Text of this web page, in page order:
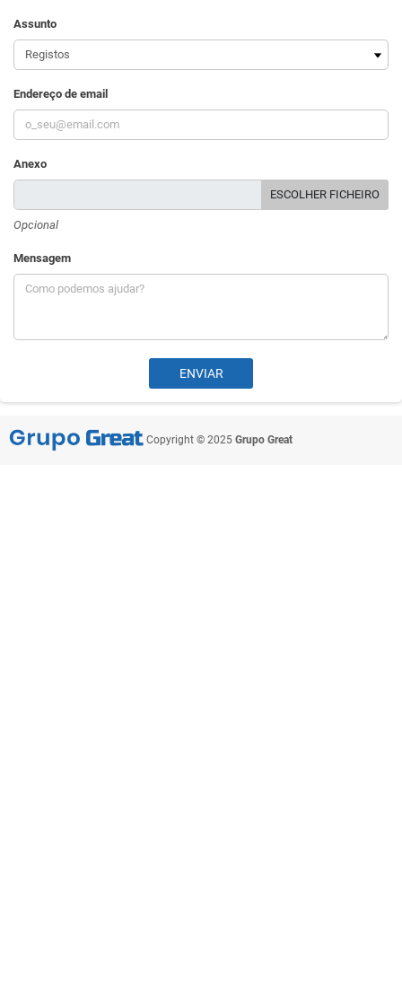
Assunto
Endereço de email
Anexo
ESCOLHER FICHEIRO
Opcional
Mensagem
Copyright © 2025 Grupo Great